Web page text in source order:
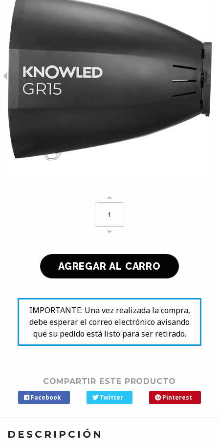
IMPORTANTE: Una vez realizada la compra,
debe esperar el correo electrónico avisando
que su pedido está listo para ser retirado.
COMPARTIR ESTE PRODUCTO
Facebook Twitter Pinterest
DESCRIPCIÓN